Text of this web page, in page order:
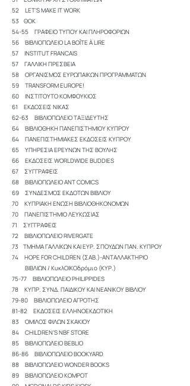
52 LET’S MAKE IT WORK
53 ΘΟΚ
54-55 ΓΡΑΦΕΙΟ ΤΥΠΟΥ ΚΑΙ ΠΛΗΡΟΦΟΡΙΩΝ
56 ΒΙΒΛΙΟΠΩΛΕΙΟ LA BOÎTE À LIRE
57 INSTITUT FRANCAIS
57 ΓΑΛΛΙΚΗ ΠΡΕΣΒΕΙΑ
58 ΟΡΓΑΝΙΣΜΟΣ ΕΥΡΩΠΑΙΚΩΝ ΠΡΟΓΡΑΜΜΑΤΩΝ
59 TRANSFORM EUROPE!
60 ΙΝΣΤΙΤΟΥΤΟ ΚΟΜΦΟΥΚΙΟΣ
61 ΕΚΔΟΣΕΙΣ ΝΙΚΑΣ
62-63 ΒΙΒΛΙΟΠΩΛΕΙΟ ΤΑΞΙΔΕΥΤΗΣ
64 ΒΙΒΛΙΟΘΗΚΗ ΠΑΝΕΠΙΣΤΗΜΙΟΥ ΚΥΠΡΟΥ
64 ΠΑΝΕΠΙΣΤΗΜΙΑΚΕΣ ΕΚΔΟΣΕΙΣ ΚΥΠΡΟΥ
65 ΥΠΗΡΕΣΙΑ ΕΡΕΥΝΩΝ ΤΗΣ ΒΟΥΛΗΣ
66 ΕΚΔΟΣΕΙΣ WORLDWIDE BUDDIES
67 ΣΥΓΓΡΑΦΕΙΣ
68 ΒΙΒΛΙΟΠΩΛΕΙΟ ANT COMICS
69 ΣΥΝΔΕΣΜΟΣ ΕΚΔΟΤΩΝ ΒΙΒΛΙΟΥ
70 ΚΥΠΡΙΑΚΗ ΕΝΩΣΗ ΒΙΒΛΙΟΘΗΚΟΝΟΜΩΝ
70 ΠΑΝΕΠΙΣΤΗΜΙΟ ΛΕΥΚΩΣΙΑΣ
71 ΣΥΓΓΡΑΦΕΙΣ
72 ΒΙΒΛΙΟΠΩΛΕΙΟ RIVERGATE
73 ΤΜΗΜΑ ΓΑΛΛΙΚΩΝ ΚΑΙ ΕΥΡ. ΣΠΟΥΔΩΝ ΠΑΝ. ΚΥΠΡΟΥ
74 HOPE FOR CHILDREN (ΣΑΒ.)-ΑΝΤΑΛΛΑΚΤΗΡΙΟ
ΒΙΒΛΙΩΝ / ΚυκλΟΙΚΟδρόμιο (ΚΥΡ.)
75-77 ΒΙΒΛΙΟΠΩΛΕΙΟ PHILIPPIDES
78 ΚΥΠΡ. ΣΥΝΔ. ΠΑΙΔΙΚΟΥ ΚΑΙ ΝΕΑΝΙΚΟΥ ΒΙΒΛΙΟΥ
79-80 ΒΙΒΛΙΟΠΩΛΕΙΟ ΑΓΡΟΤΗΣ
81-82 ΕΚΔΟΣΕΙΣ ΕΛΛΗΝΟΕΚΔΟΤΙΚΗ
83 ΟΜΙΛΟΣ ΦΙΛΩΝ ΣΚΑΚΙΟΥ
84 CHILDREN’S NBF STORE
85 ΒΙΒΛΙΟΠΩΛΕΙΟ BEBLIO
86-86 ΒΙΒΛΙΟΠΩΛΕΙΟ BOOKYARD
88 ΒΙΒΛΙΟΠΩΛΕΙΟ WONDER BOOKS
89 ΒΙΒΛΙΟΠΩΛΕΙΟ KOMPOT